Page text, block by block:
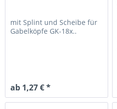
mit Splint und Scheibefür
Gabelköpfe GK-18x..
ab 1,27 € *